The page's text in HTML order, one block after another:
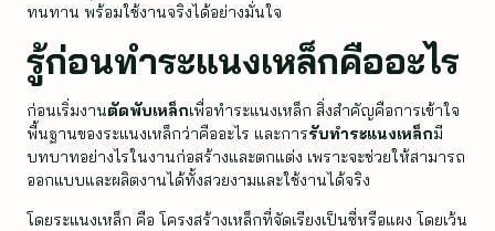
ทนทาน พร้อมใช้งานจริงได้อย่างมั่นใจ
รู้ก่อนทำระแนงเหล็กคืออะไร
ก่อนเริ่มงานตัดพับเหล็กเพื่อทำระแนงเหล็ก สิ่งสำคัญคือการเข้าใจ
พื้นฐานของระแนงเหล็กว่าคืออะไร และการรับทำระแนงเหล็กมี
บทบาทอย่างไรในงานก่อสร้างและตกแต่ง เพราะจะช่วยให้สามารถ
ออกแบบและผลิตงานได้ทั้งสวยงามและใช้งานได้จริง
โดยระแนงเหล็ก คือ โครงสร้างเหล็กที่จัดเรียงเป็นซี่หรือแผง โดยเว้น